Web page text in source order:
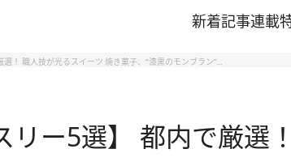
新着記事連載
選！ 職人技が光るスイーツ 焼き菓子、“漆黒のモンブラン”…
リー5選】 都内で厳